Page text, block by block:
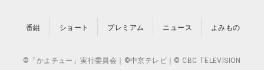
番組 ショート プレミアム ニュース よみもの
©「かよチュー」実行委員会｜©中京テレビ｜© CBC TELEVISION